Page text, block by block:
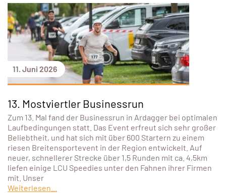
11. Juni 2026
13. Mostviertler Businessrun
Zum 13. Mal fand der Businessrun in Ardagger bei optimalen
Laufbedingungen statt. Das Event erfreut sich sehr großer
Beliebtheit, und hat sich mit über 600 Startern zu einem
riesen Breitensportevent in der Region entwickelt. Auf
neuer, schnellerer Strecke über 1,5 Runden mit ca. 4,5km
liefen einige LCU Speedies unter den Fahnen ihrer Firmen
mit. Unser
Weiterlesen...